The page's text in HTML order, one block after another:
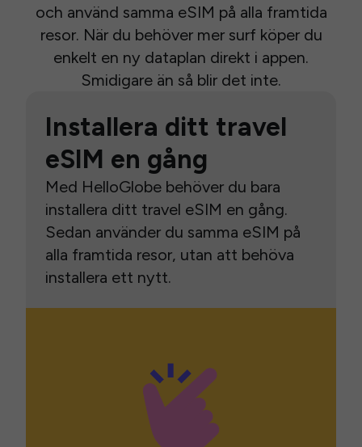
och använd samma eSIM på alla framtida
resor. När du behöver mer surf köper du
enkelt en ny dataplan direkt i appen.
Smidigare än så blir det inte.
Installera ditt travel
eSIM en gång
Med HelloGlobe behöver du bara
installera ditt travel eSIM en gång.
Sedan använder du samma eSIM på
alla framtida resor, utan att behöva
installera ett nytt.